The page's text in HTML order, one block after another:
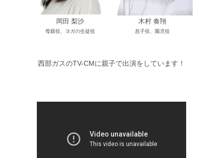
岡田 梨沙
母親役、ヨガの生徒役
木村 奏翔
息子役、園児役
西部ガスのTV-CMに親子で出演をしています！